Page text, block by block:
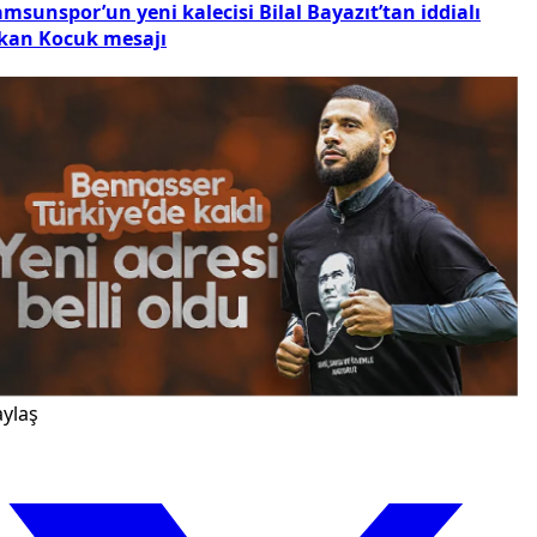
yeni kalecisi Bilal Bayazıt’tan iddialı
Kocuk mesajı